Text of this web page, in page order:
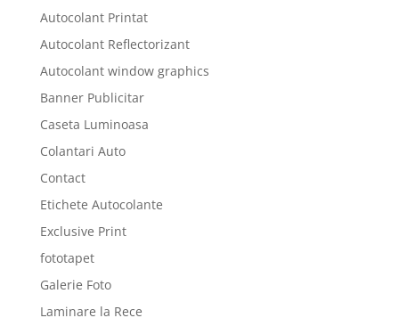
Autocolant Printat
Autocolant Reflectorizant
Autocolant window graphics
Banner Publicitar
Caseta Luminoasa
Colantari Auto
Contact
Etichete Autocolante
Exclusive Print
fototapet
Galerie Foto
Laminare la Rece